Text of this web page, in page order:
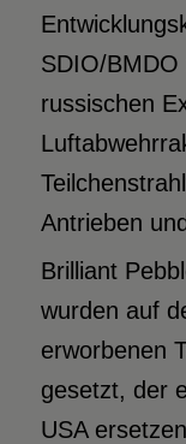
SDIO/
russischen
Antrieben
Brilliant
wurden auf
erworbenen
gesetzt, der
USA